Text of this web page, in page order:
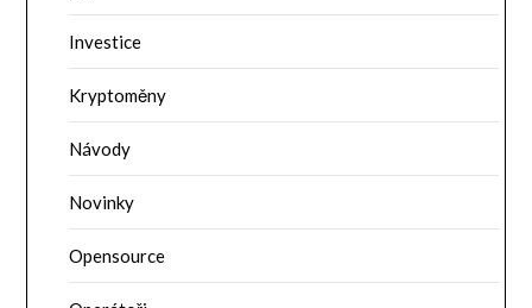
Investice
Kryptoměny
Návody
Novinky
Opensource